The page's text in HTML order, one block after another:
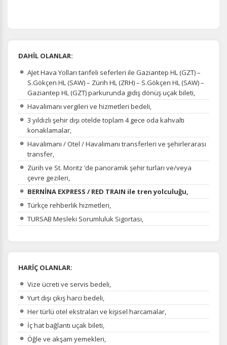
DAHİL OLANLAR:
AJet Hava Yolları tarifeli seferleri ile Gaziantep HL (GZT) –
S.Gökçen HL (SAW) – Zürih HL (ZRH) – S.Gökçen HL (SAW) –
Gaziantep HL (GZT) parkurunda gidiş dönüş uçak bileti,
Havalimanı vergileri ve hizmetleri bedeli,
3 yıldızlı şehir dışı otelde toplam 4 gece oda kahvaltı
konaklamalar,
Havalimanı / Otel / Havalimanı transferleri ve şehirlerarası
transfer,
Zürih ve St. Moritz ‘de panoramik şehir turları ve/veya
çevre gezileri,
BERNİNA EXPRESS / RED TRAIN ile tren yolculuğu,
Türkçe rehberlik hizmetleri,
TURSAB Mesleki Sorumluluk Sigortası,
HARİÇ OLANLAR:
Vize ücreti ve servis bedeli,
Yurt dışı çıkış harcı bedeli,
Her türlü otel ekstraları ve kişisel harcamalar,
İç hat bağlantı uçak bileti,
Öğle ve akşam yemekleri,